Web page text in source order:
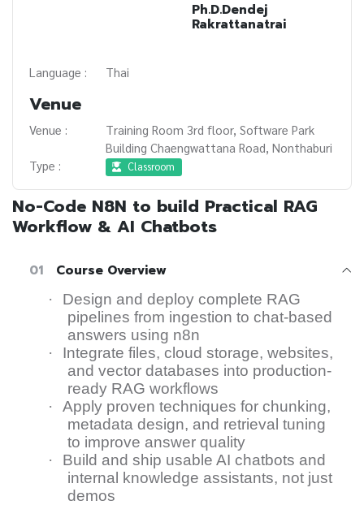
Ph.D.Dendej
Rakrattanatrai
Language : Thai
Venue
Venue :
Training Room 3rd floor, Software Park
Building Chaengwattana Road, Nonthaburi
Type :
Classroom
No-Code N8N to build Practical RAG
Workflow & AI Chatbots
01 Course Overview
·
Design and deploy complete RAG
pipelines from ingestion to chat-based
answers using n8n
·
Integrate files, cloud storage, websites,
and vector databases into production-
ready RAG workflows
·
Apply proven techniques for chunking,
metadata design, and retrieval tuning
to improve answer quality
·
Build and ship usable AI chatbots and
internal knowledge assistants, not just
demos